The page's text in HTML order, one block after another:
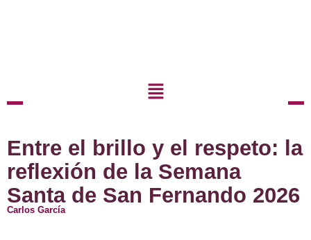
Entre el brillo y el respeto: la
reflexión de la Semana
Santa de San Fernando 2026
Carlos García